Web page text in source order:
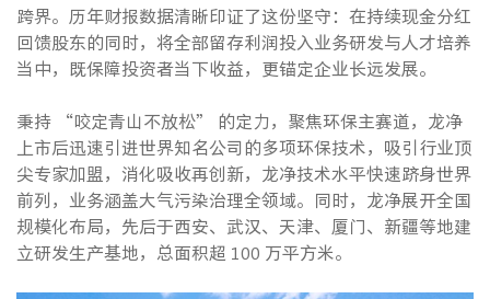
跨界。历年财报数据清晰印证了这份坚守：在持续现金分红
回馈股东的同时，将全部留存利润投入业务研发与人才培养
当中，既保障投资者当下收益，更锚定企业长远发展。
秉持 “咬定青山不放松” 的定力，聚焦环保主赛道，龙净
上市后迅速引进世界知名公司的多项环保技术，吸引行业顶
尖专家加盟，消化吸收再创新，龙净技术水平快速跻身世界
前列，业务涵盖大气污染治理全领域。同时，龙净展开全国
规模化布局，先后于西安、武汉、天津、厦门、新疆等地建
立研发生产基地，总面积超 100 万平方米。